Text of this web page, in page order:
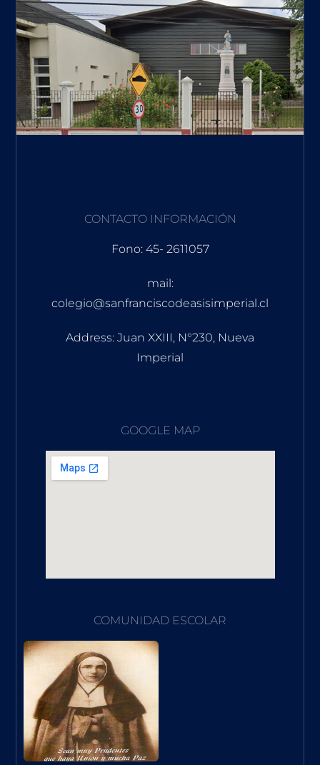
CONTACTO INFORMACIÓN
Fono: 45- 2611057
mail:
colegio@sanfranciscodeasisimperial.cl
Address: Juan XXIII, N°230, Nueva
Imperial
GOOGLE MAP
COMUNIDAD ESCOLAR